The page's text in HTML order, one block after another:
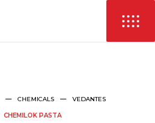
CHEMICALS VEDANTES
CHEMILOK PASTA